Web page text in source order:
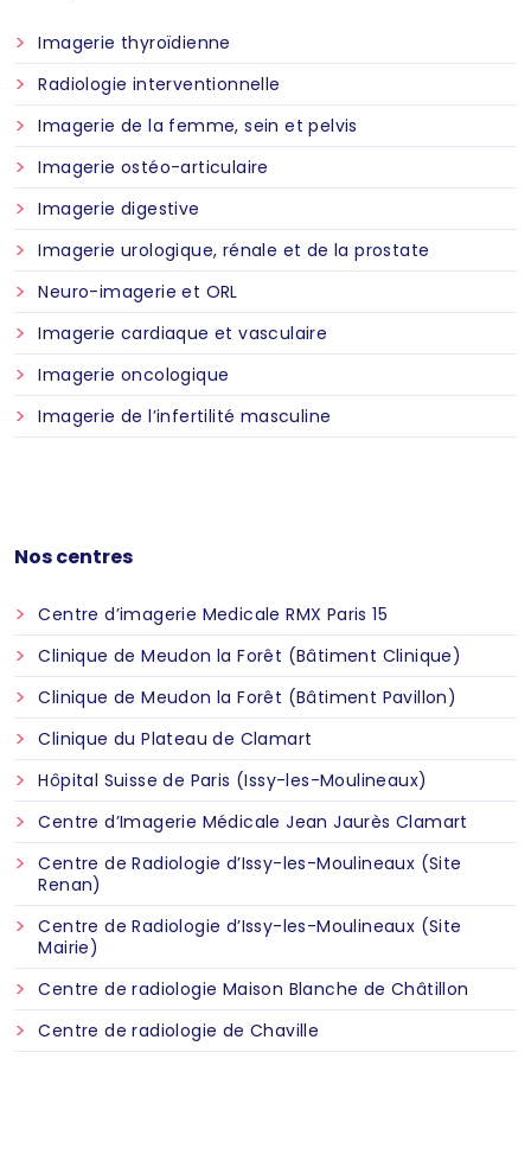
Imagerie thyroïdienne
Radiologie interventionnelle
Imagerie de la femme, sein et pelvis
Imagerie ostéo-articulaire
Imagerie digestive
Imagerie urologique, rénale et de la prostate
Neuro-imagerie et ORL
Imagerie cardiaque et vasculaire
Imagerie oncologique
Imagerie de l’infertilité masculine
Nos centres
Centre d’imagerie Medicale RMX Paris 15
Clinique de Meudon la Forêt (Bâtiment Clinique)
Clinique de Meudon la Forêt (Bâtiment Pavillon)
Clinique du Plateau de Clamart
Hôpital Suisse de Paris (Issy-les-Moulineaux)
Centre d’Imagerie Médicale Jean Jaurès Clamart
Centre de Radiologie d’Issy-les-Moulineaux (Site
Renan)
Centre de Radiologie d’Issy-les-Moulineaux (Site
Mairie)
Centre de radiologie Maison Blanche de Châtillon
Centre de radiologie de Chaville